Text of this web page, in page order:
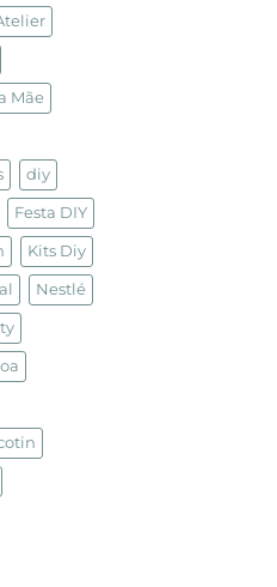
Mãe
diy
Festa DIY
Kits Diy
Nestlé